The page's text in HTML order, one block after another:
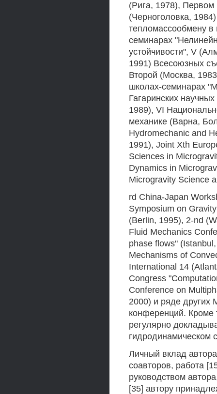
(Рига, 1978),
(Черноголовка,
тепломассообмену
семинарах
устойчивости", V
1991) Всесоюзных
Второй (Москва,
школах-семинарах
Гагаринских
1989), VI
механике (Варна,
Hydromechanic and
1991), Joint Xth
Sciences in
Dynamics in
Microgravity Science
rd China-Japan
Symposium on
(Berlin, 1995), 2-nd
Fluid Mechanics
phase flows"
Mechanisms of
International 14
Congress
Conference on
2000) и ряде других
конференций. Кроме
регулярно
гидродинамическом
Личный вклад
соавторов, работа
руководством
[35] автору